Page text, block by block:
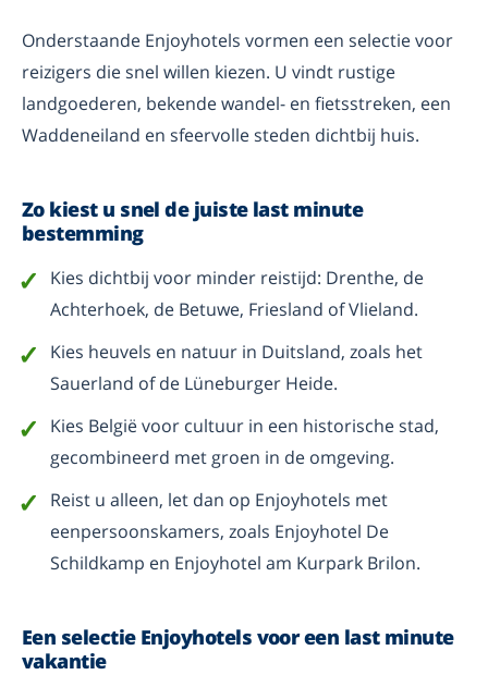
Onderstaande Enjoyhotels vormen een selectie voor
reizigers die snel willen kiezen. U vindt rustige
landgoederen, bekende wandel- en fietsstreken, een
Waddeneiland en sfeervolle steden dichtbij huis.
Zo kiest u snel de juiste last minute
bestemming
Kies dichtbij voor minder reistijd: Drenthe, de
Achterhoek, de Betuwe, Friesland of Vlieland.
Kies heuvels en natuur in Duitsland, zoals het
Sauerland of de Lüneburger Heide.
Kies België voor cultuur in een historische stad,
gecombineerd met groen in de omgeving.
Reist u alleen, let dan op Enjoyhotels met
eenpersoonskamers, zoals Enjoyhotel De
Schildkamp en Enjoyhotel am Kurpark Brilon.
Een selectie Enjoyhotels voor een last minute
vakantie